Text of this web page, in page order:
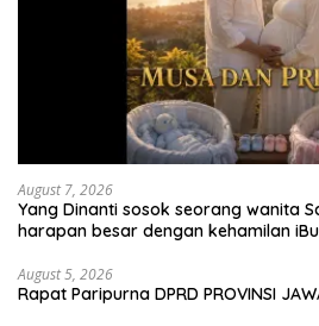
August 7, 2026
Yang Dinanti sosok seorang wanita
harapan besar dengan kehamilan
Musa & Princes.
August 5, 2026
Rapat Paripurna DPRD PROVINSI